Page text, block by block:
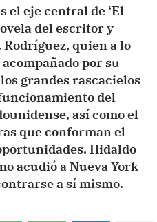
el eje central de ‘El
del escritor y
quien a lo
por su
grandes rascacielos
del
así como el
que conforman el
Hidaldo
acudió a Nueva York
a sí mismo.